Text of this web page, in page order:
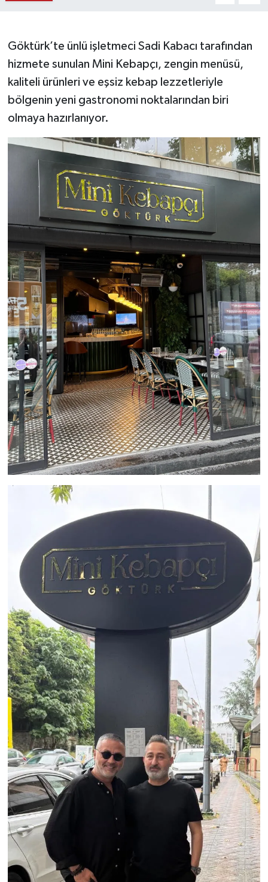
Göktürk’te ünlü işletmeci Sadi Kabacı tarafından
hizmete sunulan Mini Kebapçı, zengin menüsü,
kaliteli ürünleri ve eşsiz kebap lezzetleriyle
bölgenin yeni gastronomi noktalarından biri
olmaya hazırlanıyor.
TİCARET